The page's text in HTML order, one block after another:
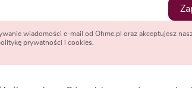
wiadomości e-mail od Ohme.pl oraz akceptujesz
prywatności i cookies.